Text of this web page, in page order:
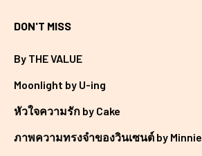
DON'T MISS
By THE VALUE
Moonlight by U-ing
หัวใจความรัก by Cake
ภาพความทรงจำของวินเซนต์ by Minnie